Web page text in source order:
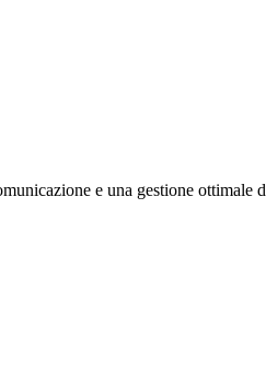
e una gestione